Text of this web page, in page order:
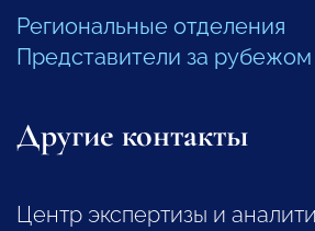
Региональные отделения
Представители за рубежом
Другие контакты
Центр экспертизы и